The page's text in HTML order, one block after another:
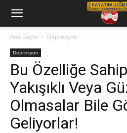
Hayatım
Değişti
Telkin
Ana Sayfa Depresyon
Depresyon
Bu Özelliğe
Yakışıklı Veya
Olmasalar Bile
Geliyorlar!